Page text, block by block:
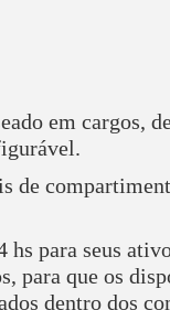
em cargos,
de
para seus
para que os
dentro dos